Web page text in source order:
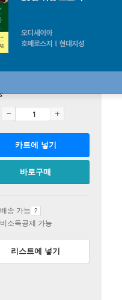
리학
카트에 넣기
바로구매
송 가능
소득공제 가능
리스트에 넣기